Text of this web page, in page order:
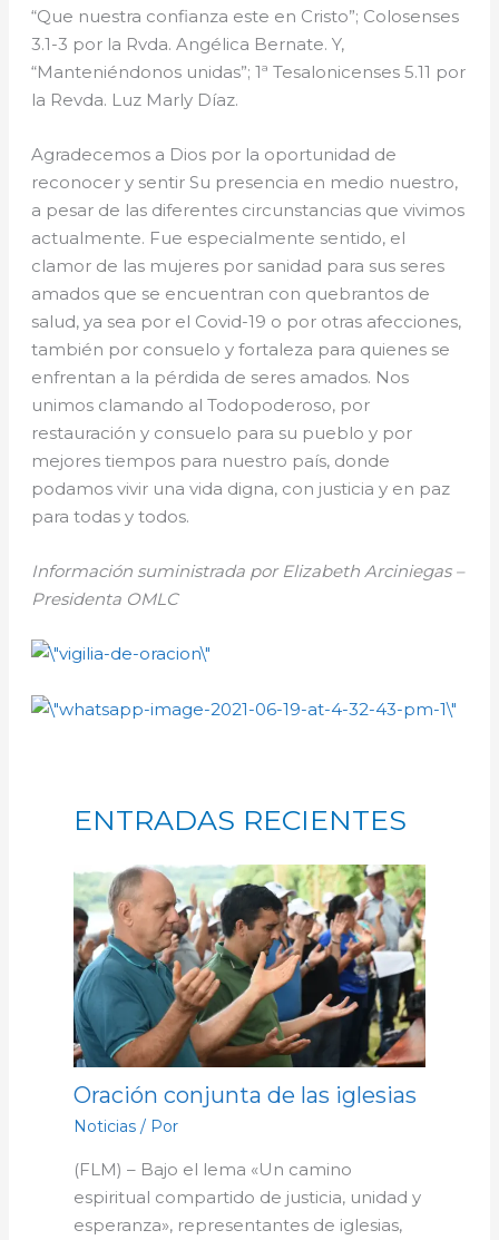
“Que nuestra confianza este en Cristo”; Colosenses
3.1-3 por la Rvda. Angélica Bernate. Y,
“Manteniéndonos unidas”; 1ª Tesalonicenses 5.11 por
la Revda. Luz Marly Díaz.
Agradecemos a Dios por la oportunidad de
reconocer y sentir Su presencia en medio nuestro,
a pesar de las diferentes circunstancias que vivimos
actualmente. Fue especialmente sentido, el
clamor de las mujeres por sanidad para sus seres
amados que se encuentran con quebrantos de
salud, ya sea por el Covid-19 o por otras afecciones,
también por consuelo y fortaleza para quienes se
enfrentan a la pérdida de seres amados. Nos
unimos clamando al Todopoderoso, por
restauración y consuelo para su pueblo y por
mejores tiempos para nuestro país, donde
podamos vivir una vida digna, con justicia y en paz
para todas y todos.
Información suministrada por Elizabeth Arciniegas –
Presidenta OMLC
ENTRADAS RECIENTES
Oración conjunta de las iglesias
Noticias/ Por
(FLM) – Bajo el lema «Un camino
espiritual compartido de justicia, unidad y
esperanza», representantes de iglesias,